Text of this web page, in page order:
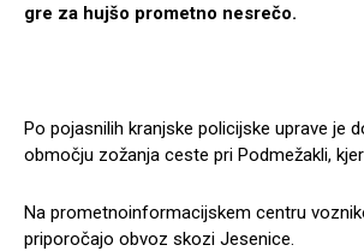
gre za hujšo prometno nesrečo.
Po pojasnilih kranjske policijske uprave je
območju zožanja ceste pri Podmežakli,
Na prometnoinformacijskem centru
priporočajo obvoz skozi Jesenice.